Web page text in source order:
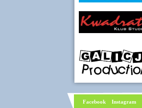
Facebook Instagram